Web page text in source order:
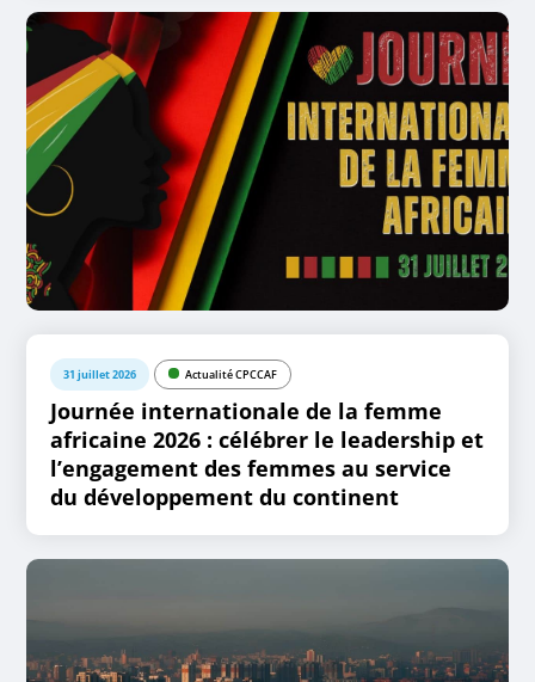
31 juillet 2026 Actualité CPCCAF
Journée internationale de la femme
africaine 2026 : célébrer le leadership et
l’engagement des femmes au service
du développement du continent